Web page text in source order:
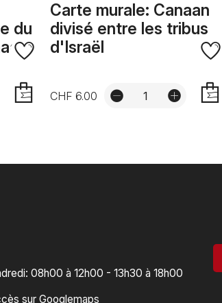
du
Carte murale: Canaan
divisé entre les tribus
d'Israël
CHF 6.00
08h00 à 12h00 - 13h30 à 18h00
sur Googlemaps